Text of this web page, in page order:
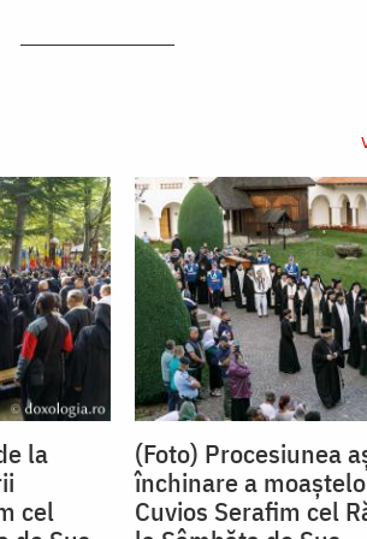
la
cel
(Foto) Procesiunea
închinare a
Cuvios Serafim cel